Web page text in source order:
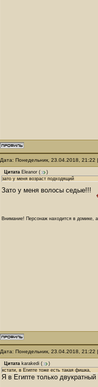
Дата: Понедельник, 23.04.2018,
Цитата Eleanor (
)
зато у меня возраст подходящий
Зато у меня волосы седые!!!
Внимание! Персонаж находится в домике,
Дата: Понедельник, 23.04.2018,
Цитата karakedi (
)
кстати, в Египте тоже есть такая фишка,
Я в Египте только